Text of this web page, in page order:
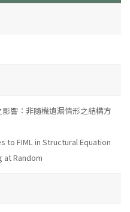
響：非隨機遺漏情形之結構方
to FIML in Structural Equation
at Random